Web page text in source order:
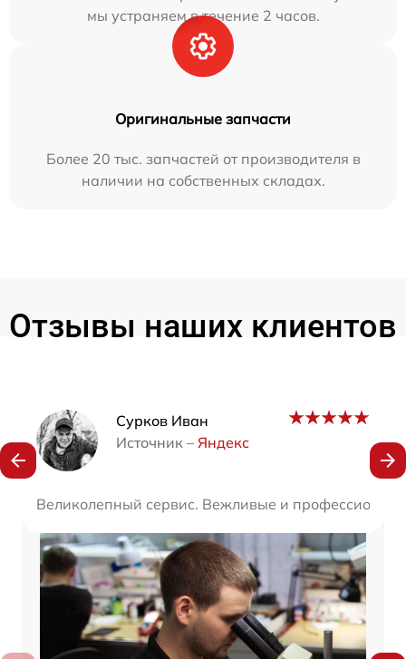
мы устраняем в течение 2 часов.
Оригинальные запчасти
Более 20 тыс. запчастей от производителя в
наличии на собственных складах.
Отзывы наших клиентов
Сурков Иван
Источник – Яндекс
Великолепный сервис. Вежливые и
Наши мастера